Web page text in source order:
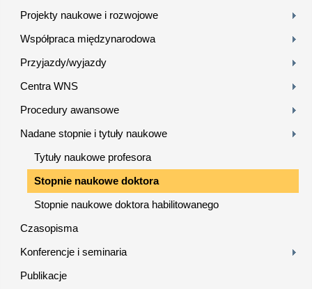
Projekty naukowe i rozwojowe
Współpraca międzynarodowa
Przyjazdy/wyjazdy
Centra WNS
Procedury awansowe
Nadane stopnie i tytuły naukowe
Tytuły naukowe profesora
Stopnie naukowe doktora
Stopnie naukowe doktora habilitowanego
Czasopisma
Konferencje i seminaria
Publikacje